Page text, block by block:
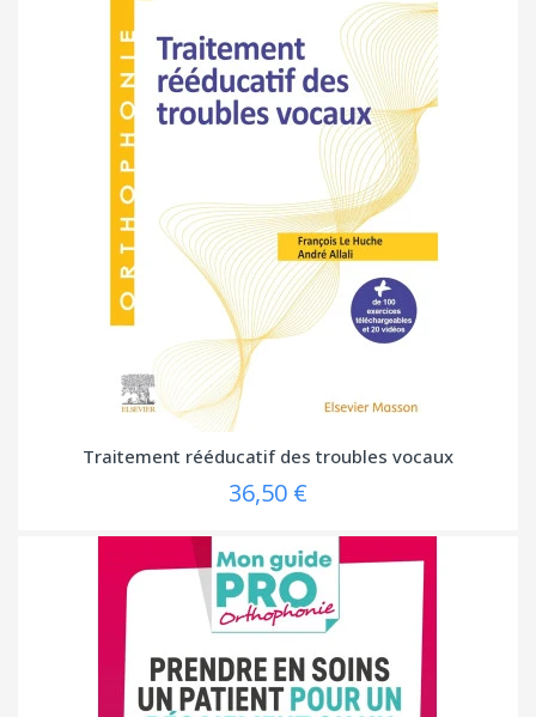
Traitement rééducatif des troubles vocaux
36,50 €